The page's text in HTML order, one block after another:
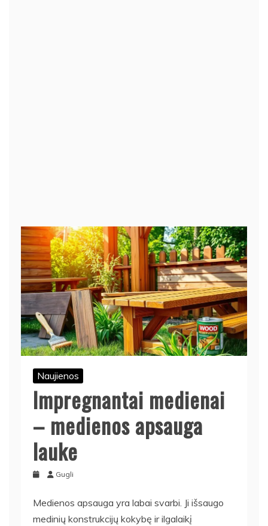
Naujienos
Impregnantai medienai
– medienos apsauga
lauke
Gugli
Medienos apsauga yra labai svarbi. Ji išsaugo
medinių konstrukcijų kokybę ir ilgalaikį